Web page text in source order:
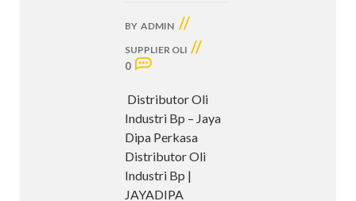
BY ADMIN //
SUPPLIER OLI //
0
Distributor Oli
Industri Bp – Jaya
Dipa Perkasa
Distributor Oli
Industri Bp |
JAYADIPA